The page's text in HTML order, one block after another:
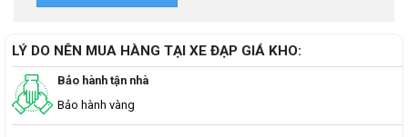
LÝ DO NÊN MUA HÀNG TẠI XE ĐẠP GIÁ KHO:
Bảo hành tận nhà
Bảo hành vàng